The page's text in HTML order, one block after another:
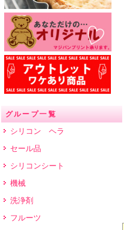
グループ一覧
シリコン ヘラ
セール品
シリコンシート
機械
洗浄剤
フルーツ